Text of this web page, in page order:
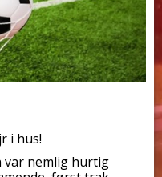
i hus!
nemlig hurtig